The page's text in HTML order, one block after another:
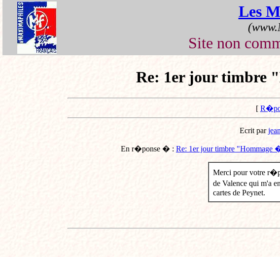
Les
Site non
Re: 1er jour timbre
[
Ecrit par
En r�ponse � : Re: 1er jour timbre "Hommage
Merci pour votre
de Valence qui m'a
cartes de Peynet.